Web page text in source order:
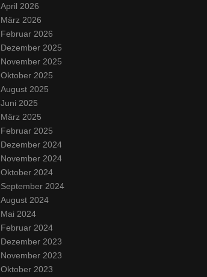
April 2026
März 2026
Februar 2026
Dezember 2025
November 2025
Oktober 2025
August 2025
Juni 2025
März 2025
Februar 2025
Dezember 2024
November 2024
Oktober 2024
September 2024
August 2024
Mai 2024
Februar 2024
Dezember 2023
November 2023
Oktober 2023